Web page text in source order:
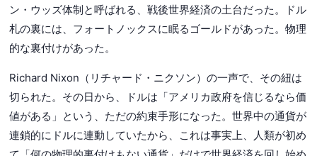
ン・ウッズ体制と呼ばれる、戦後世界経済の土台だった。ドル
札の裏には、フォートノックスに眠るゴールドがあった。物理
的な裏付けがあった。
Richard Nixon（リチャード・ニクソン）の一声で、その紐は
切られた。その日から、ドルは「アメリカ政府を信じるなら価
値がある」という、ただの約束手形になった。世界中の通貨が
連鎖的にドルに連動していたから、これは事実上、人類が初め